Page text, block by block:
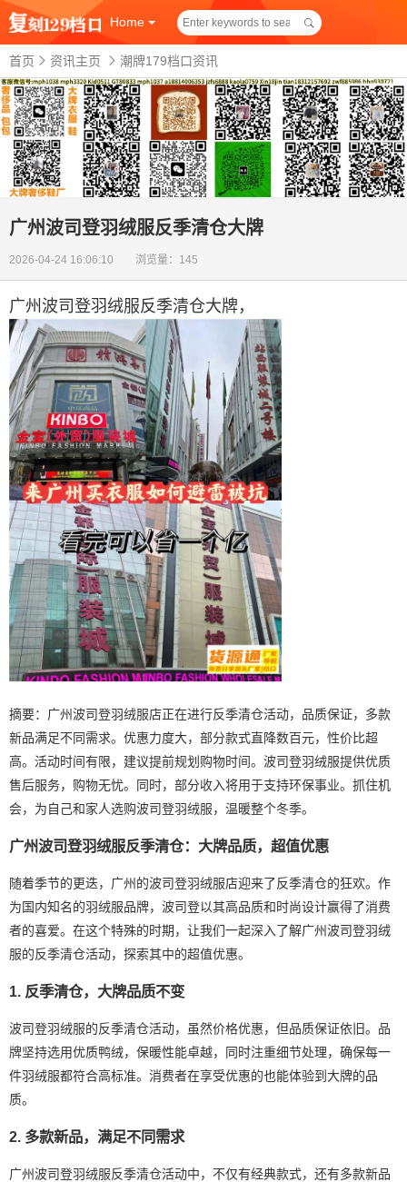
Home
首页 资讯主页 潮牌179档口资讯
广州波司登羽绒服反季清仓大牌
2026-04-24 16:06:10 浏览量：145
广州波司登羽绒服反季清仓大牌，
摘要：广州波司登羽绒服店正在进行反季清仓活动，品质保证，多款
新品满足不同需求。优惠力度大，部分款式直降数百元，性价比超
高。活动时间有限，建议提前规划购物时间。波司登羽绒服提供优质
售后服务，购物无忧。同时，部分收入将用于支持环保事业。抓住机
会，为自己和家人选购波司登羽绒服，温暖整个冬季。
广州波司登羽绒服反季清仓：大牌品质，超值优惠
随着季节的更迭，广州的波司登羽绒服店迎来了反季清仓的狂欢。作
为国内知名的羽绒服品牌，波司登以其高品质和时尚设计赢得了消费
者的喜爱。在这个特殊的时期，让我们一起深入了解广州波司登羽绒
服的反季清仓活动，探索其中的超值优惠。
1. 反季清仓，大牌品质不变
波司登羽绒服的反季清仓活动，虽然价格优惠，但品质保证依旧。品
牌坚持选用优质鸭绒，保暖性能卓越，同时注重细节处理，确保每一
件羽绒服都符合高标准。消费者在享受优惠的也能体验到大牌的品
质。
2. 多款新品，满足不同需求
广州波司登羽绒服反季清仓活动中，不仅有经典款式，还有多款新品